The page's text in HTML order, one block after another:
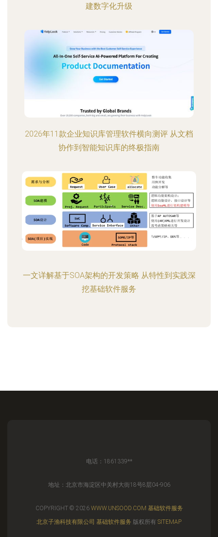
建数字化升级
2026年11款企业知识库管理软件横向测评 从文档
协作到智能知识库的终极指南
一文详解基于SOA架构的开发策略 从特性到实践深
挖基础软件服务
电话：1861339**
地址：北京市海淀区中关村大街18号8层04-906
COPYRIGHT © 2026 WWW.UNSOOD.COM 基础软件服务
北京子渔科技有限公司 基础软件服务 版权所有 SITEMAP